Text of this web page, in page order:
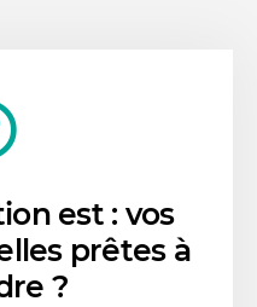
est : vos
prêtes à
?